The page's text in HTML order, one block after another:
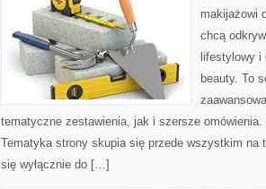
makijażowi
chcą
lifestylowy i
beauty. To
tematyczne zestawienia, jak i szersze
Tematyka strony skupia się przede wszystkim na
się wyłącznie do […]